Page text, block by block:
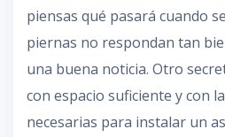
piensas qué pasará cuando
piernas no respondan tan
una buena noticia. Otro
con espacio suficiente y con
necesarias para instalar un